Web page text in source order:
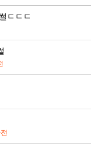
ㄷㄷㄷ